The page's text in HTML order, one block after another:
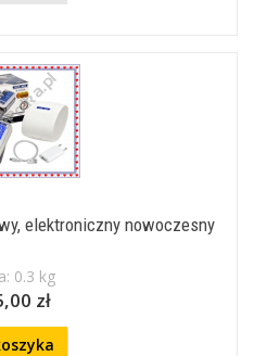
elektroniczny nowoczesny
0.3 kg
zł